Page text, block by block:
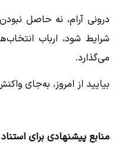
درونی آرام، نه حاصل
شرایط شود، ارباب
می‌گذارد.
بیایید از امروز، به‌جای
منابع پیشنهادی برای